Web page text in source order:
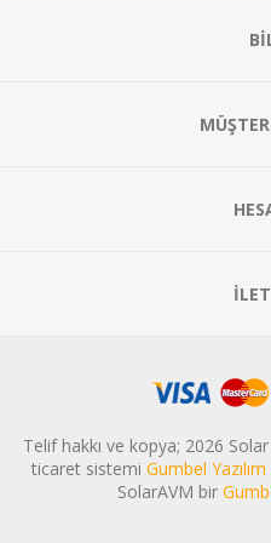
Telif hakkı ve kopya; 2026 Solar
ticaret sistemi Gumbel Yazılım
SolarAVM bir